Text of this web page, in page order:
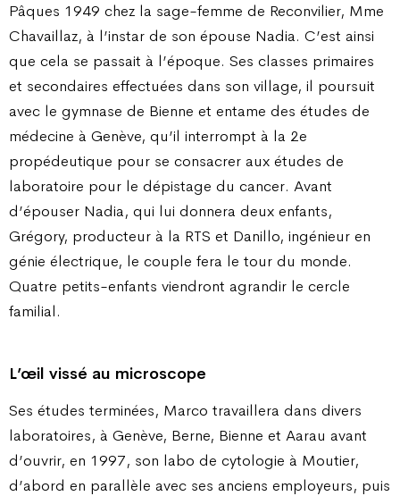
Pâques 1949 chez la sage-femme de Reconvilier, Mme
Chavaillaz, à l’instar de son épouse Nadia. C’est ainsi
que cela se passait à l’époque. Ses classes primaires
et secondaires effectuées dans son village, il poursuit
avec le gymnase de Bienne et entame des études de
médecine à Genève, qu’il interrompt à la 2e
propédeutique pour se consacrer aux études de
laboratoire pour le dépistage du cancer. Avant
d’épouser Nadia, qui lui donnera deux enfants,
Grégory, producteur à la RTS et Danillo, ingénieur en
génie électrique, le couple fera le tour du monde.
Quatre petits-enfants viendront agrandir le cercle
familial.
L’œil vissé au microscope
Ses études terminées, Marco travaillera dans divers
laboratoires, à Genève, Berne, Bienne et Aarau avant
d’ouvrir, en 1997, son labo de cytologie à Moutier,
d’abord en parallèle avec ses anciens employeurs, puis